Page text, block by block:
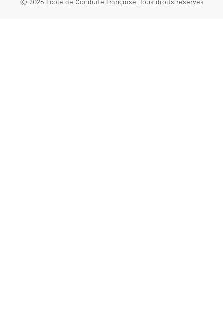
© 2026 École de Conduite Française. Tous droits réservés